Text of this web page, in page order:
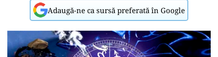
Adaugă-ne ca sursă preferată în Google